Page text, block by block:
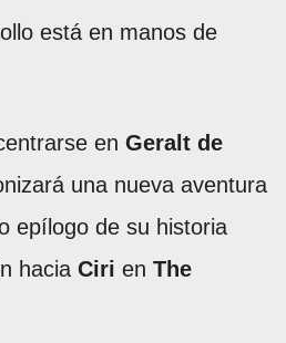
está en manos de
en Geralt de
una nueva aventura
epílogo de su historia
hacia Ciri en The